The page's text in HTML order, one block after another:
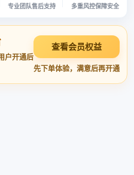
专业团队售后支持 多重风控保障安全
户开通后
查看会员权益
先下单体验，满意后再开通